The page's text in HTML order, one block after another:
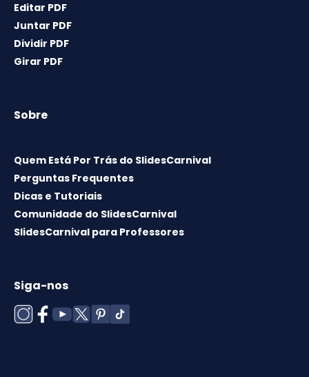
Editar PDF
Juntar PDF
Dividir PDF
Girar PDF
Sobre
Quem Está Por Trás do SlidesCarnival
Perguntas Frequentes
Dicas e Tutoriais
Comunidade do SlidesCarnival
SlidesCarnival para Professores
Siga-nos